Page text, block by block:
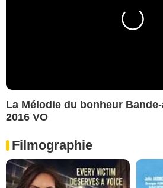
La Mélodie du bonheur
2016 VO
Filmographie